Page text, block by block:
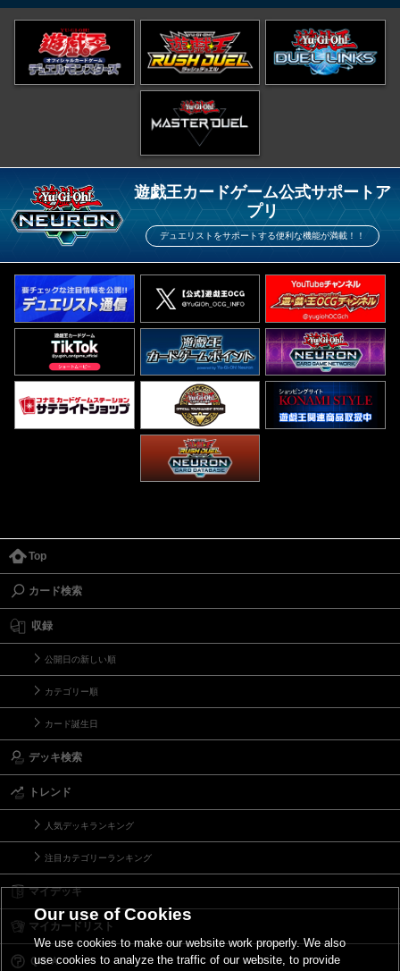
遊戯王カードゲーム公式サポートア
プリ
デュエリストをサポートする便利な機能が満載！！
Top
カード検索
収録
公開日の新しい順
カテゴリー順
カード誕生日
デッキ検索
トレンド
人気デッキランキング
注目カテゴリーランキング
マイデッキ
マイカードリスト
Ｑ＆Ａ
Our use of Cookies
We use cookies to make our website work properly. We also
use cookies to analyze the traffic of our website, to provide